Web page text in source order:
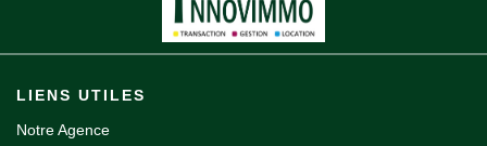
LIENS UTILES
Notre Agence